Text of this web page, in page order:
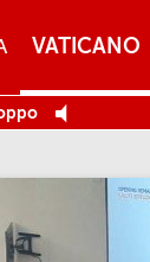
VATICANO